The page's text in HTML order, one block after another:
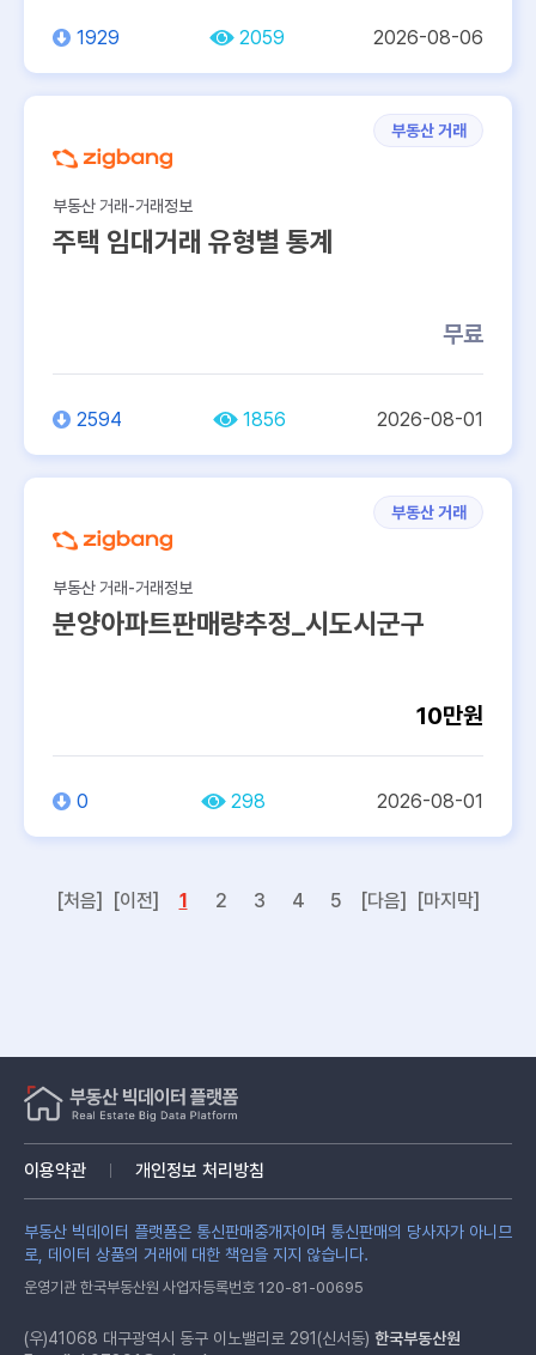
1929 2059 2026-08-06
부동산 거래
부동산 거래-거래정보
주택 임대거래 유형별 통계
무료
2594 1856 2026-08-01
부동산 거래
부동산 거래-거래정보
분양아파트판매량추정_시도시군구
10만원
0 298 2026-08-01
[처음] [이전] 1 2 3 4 5 [다음] [마지막]
이용약관 개인정보 처리방침
부동산 빅데이터 플랫폼은 통신판매중개자이며 통신판매의 당사자가 아니므
로, 데이터 상품의 거래에 대한 책임을 지지 않습니다.
운영기관 한국부동산원 사업자등록번호 120-81-00695
(우)41068 대구광역시 동구 이노밸리로 291(신서동) 한국부동산원